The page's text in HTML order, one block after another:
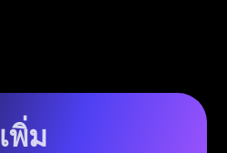
เพิ่ม